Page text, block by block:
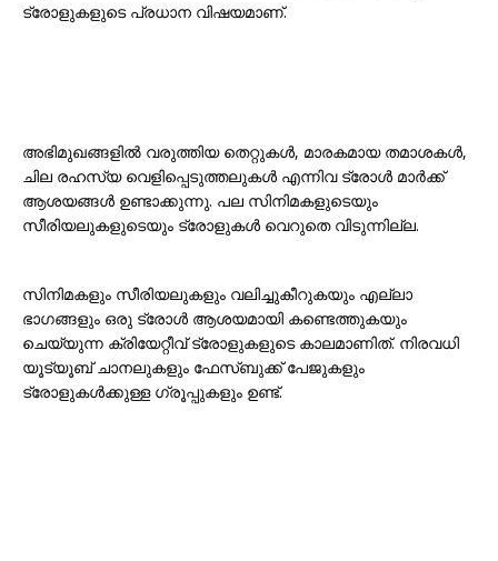
ട്രോളുകളുടെ പ്രധാന വിഷയമാണ്.
അഭിമുഖങ്ങളിൽ വരുത്തിയ തെറ്റുകൾ, മാരകമായ തമാശകൾ,
ചില രഹസ്യ വെളിപ്പെടുത്തലുകൾ എന്നിവ ട്രോൾ മാർക്ക്
ആശയങ്ങൾ ഉണ്ടാക്കുന്നു. പല സിനിമകളുടെയും
സീരിയലുകളുടെയും ട്രോളുകൾ വെറുതെ വിടുന്നില്ല.
സിനിമകളും സീരിയലുകളും വലിച്ചുകീറുകയും എല്ലാ
ഭാഗങ്ങളും ഒരു ട്രോൾ ആശയമായി കണ്ടെത്തുകയും
ചെയ്യുന്ന ക്രിയേറ്റീവ് ട്രോളുകളുടെ കാലമാണിത്. നിരവധി
യൂട്യൂബ് ചാനലുകളും ഫേസ്ബുക്ക് പേജുകളും
ട്രോളുകൾക്കുള്ള ഗ്രൂപ്പുകളും ഉണ്ട്.